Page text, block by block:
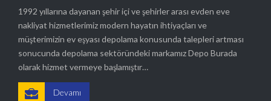
1992 yıllarına dayanan şehir içi ve şehirler arası evden eve
nakliyat hizmetlerimiz modern hayatın ihtiyaçları ve
müşterimizin ev eşyası depolama konusunda talepleri artması
sonucunda depolama sektöründeki markamız Depo Burada
olarak hizmet vermeye başlamıştır…
 Devamı